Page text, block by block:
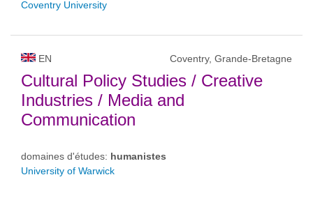
Coventry University
EN Coventry, Grande-Bretagne
Cultural Policy Studies / Creative
Industries / Media and
Communication
domaines d'études: humanistes
University of Warwick